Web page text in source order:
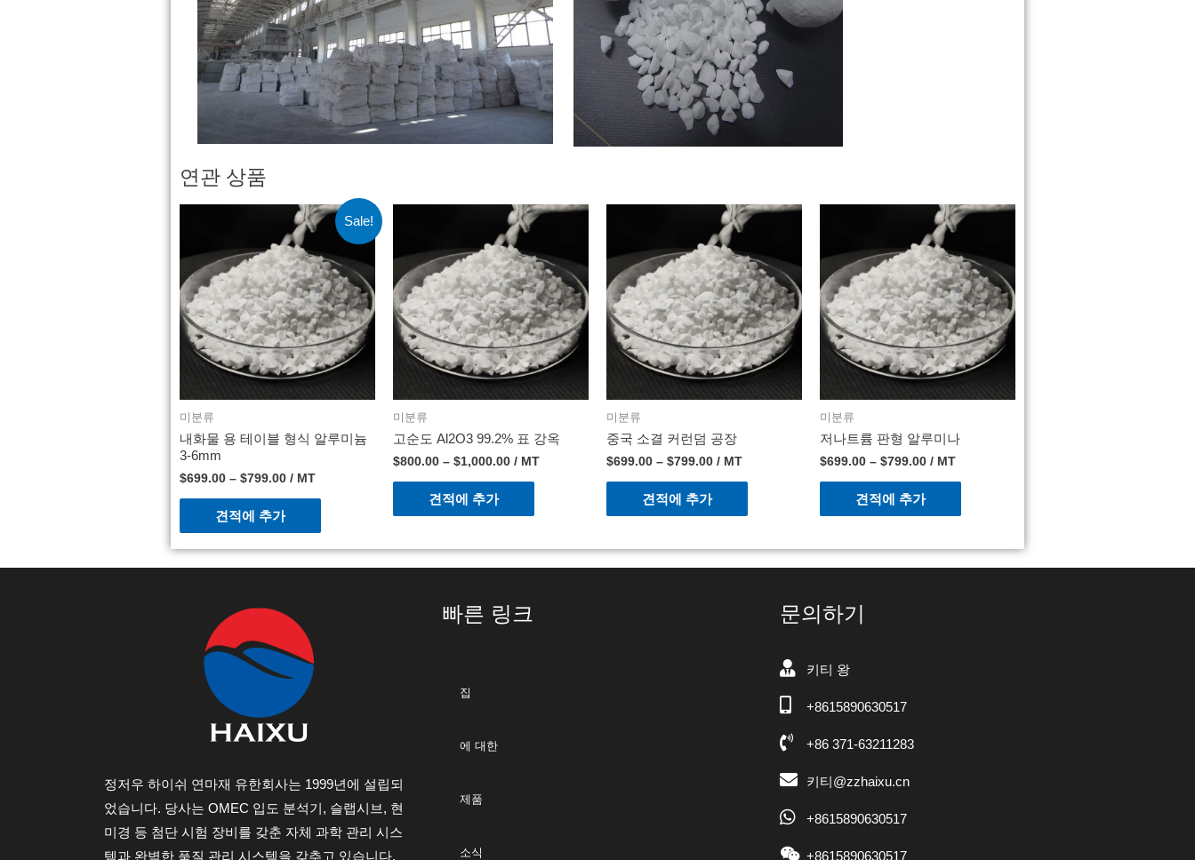
연관 상품
Sale!
미분류
내화물 용 테이블 형식 알루미늄
3-6mm
$699.00 – $799.00 / MT
견적에 추가
미분류
고순도 Al2O3 99.2% 표 강옥
$800.00 – $1,000.00 / MT
견적에 추가
미분류
중국 소결 커런덤 공장
$699.00 – $799.00 / MT
견적에 추가
미분류
저나트륨 판형 알루미나
$699.00 – $799.00 / MT
견적에 추가
정저우 하이쉬 연마재 유한회사는 1999년에 설립되
었습니다. 당사는 OMEC 입도 분석기, 슬랩시브, 현
미경 등 첨단 시험 장비를 갖춘 자체 과학 관리 시스
템과 완벽한 품질 관리 시스템을 갖추고 있습니다.
빠른 링크
집
에 대한
제품
소식
문의하기
키티 왕
+8615890630517
+86 371-63211283
키티@zzhaixu.cn
+8615890630517
+8615890630517